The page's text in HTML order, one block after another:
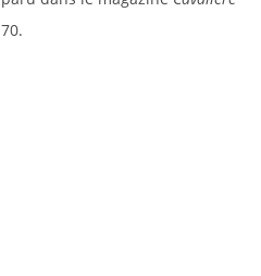
70.